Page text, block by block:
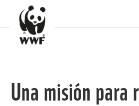
Una misión para